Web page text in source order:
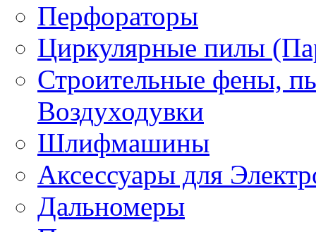
Перфораторы
Циркулярные пилы
Строительные фены,
Воздуходувки
Шлифмашины
Аксессуары для
Дальномеры